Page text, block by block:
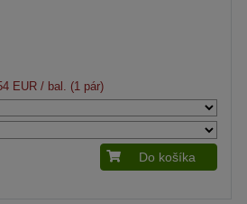
EUR / bal. (1 pár)
Do košíka